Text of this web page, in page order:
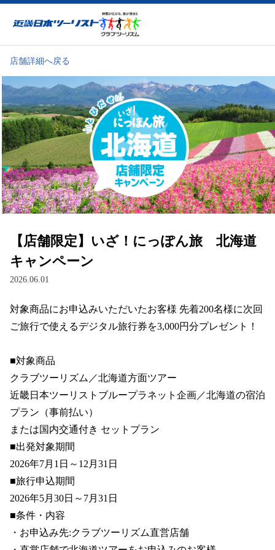
近畿日本ツーリスト
店舗詳細へ戻る
【店舗限定】いざ！にっぽん旅 北海道
キャンペーン
2026.06.01
対象商品にお申込みいただいたお客様 先着200名様に次回
ご旅行で使えるデジタル旅行券を3,000円分プレゼント！
■対象商品
クラブツーリズム／北海道方面ツアー
近畿日本ツーリストブループラネット企画／北海道の宿泊
プラン（事前払い）
または国内交通付き セットプラン
■出発対象期間
2026年7月1日～12月31日
■旅行申込期間
2026年5月30日～7月31日
■条件・内容
・お申込み先:クラブツーリズム直営店舗